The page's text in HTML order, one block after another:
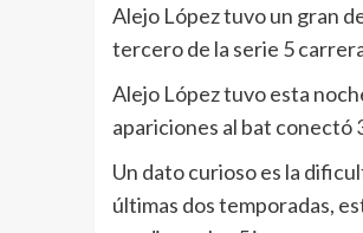
Alejo López tuvo un gran
tercero de la serie 5
Alejo López tuvo esta
apariciones al bat conectó
Un dato curioso es la
últimas dos temporadas,